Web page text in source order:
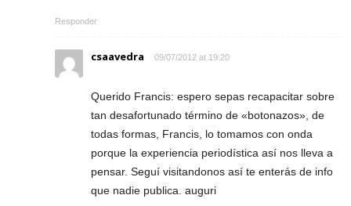
Responder
csaavedra 09/07/2012 at 19:20
Querido Francis: espero sepas recapacitar sobre
tan desafortunado término de «botonazos», de
todas formas, Francis, lo tomamos con onda
porque la experiencia periodística así nos lleva a
pensar. Seguí visitandonos así te enterás de info
que nadie publica. auguri